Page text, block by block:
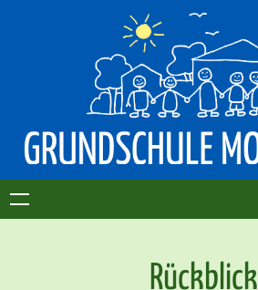
Rückblick